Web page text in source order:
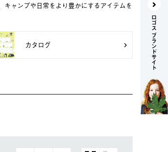
ャンプや日常をより豊かにするアイテムを
カタログ ロゴス ブランドサイト